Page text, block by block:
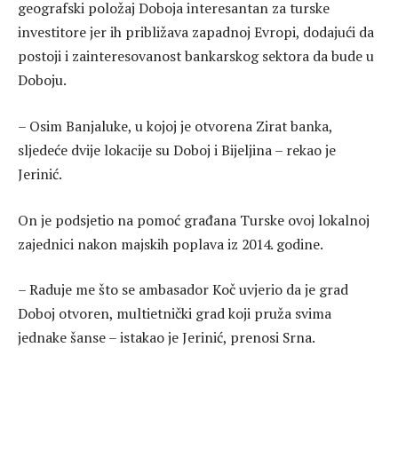
geografski položaj Doboja interesantan za turske
investitore jer ih približava zapadnoj Evropi, dodajući da
postoji i zainteresovanost bankarskog sektora da bude u
Doboju.
– Osim Banjaluke, u kojoj je otvorena Zirat banka,
sljedeće dvije lokacije su Doboj i Bijeljina – rekao je
Jerinić.
On je podsjetio na pomoć građana Turske ovoj lokalnoj
zajednici nakon majskih poplava iz 2014. godine.
– Raduje me što se ambasador Koč uvjerio da je grad
Doboj otvoren, multietnički grad koji pruža svima
jednake šanse – istakao je Jerinić, prenosi Srna.